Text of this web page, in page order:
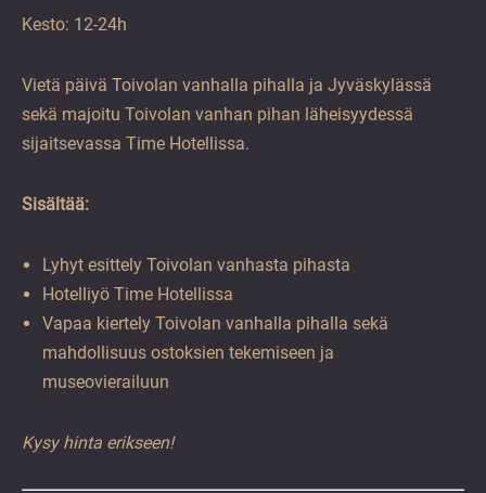
Kesto: 12-24h
Vietä päivä Toivolan vanhalla pihalla ja Jyväskylässä
sekä majoitu Toivolan vanhan pihan läheisyydessä
sijaitsevassa Time Hotellissa.
Sisältää:
Lyhyt esittely Toivolan vanhasta pihasta
Hotelliyö Time Hotellissa
Vapaa kiertely Toivolan vanhalla pihalla sekä
mahdollisuus ostoksien tekemiseen ja
museovierailuun
Kysy hinta erikseen!